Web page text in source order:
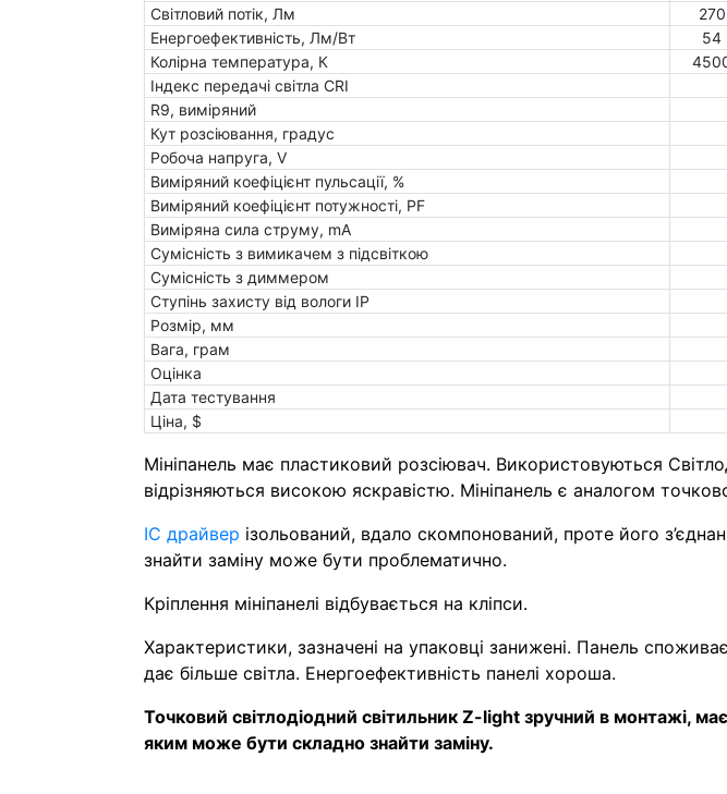
Світловий потік, Лм
270
Енергоефективність, Лм/Вт
54
Колірна температура, К
Індекс передачі світла CRI
R9, виміряний
Кут розсіювання, градус
Робоча напруга, V
Виміряний коефіцієнт пульсації, %
Виміряний коефіцієнт потужності, PF
Виміряна сила струму, mA
Сумісність з вимикачем з підсвіткою
Сумісність з диммером
Ступінь захисту від вологи IP
Розмір, мм
Вага, грам
Оцінка
Дата тестування
Ціна, $
Мініпанель має пластиковий розсіювач. Використовуються
відрізняються високою яскравістю. Мініпанель є аналогом
IC драйвер ізольований, вдало скомпонований, проте його
знайти заміну може бути проблематично.
Кріплення мініпанелі відбувається на кліпси.
Характеристики, зазначені на упаковці занижені. Панель
дає більше світла. Енергоефективність панелі хороша.
Точковий світлодіодний світильник Z-light зручний в монтажі,
яким може бути складно знайти заміну.